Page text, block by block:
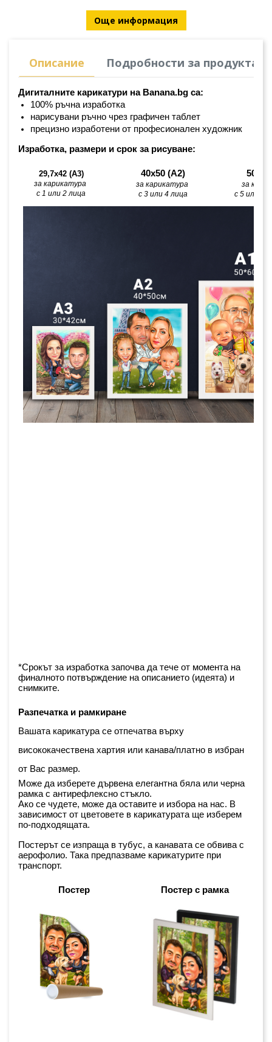
Още информация
Описание Подробности за продукта
Дигиталните карикатури на Banana.bg са:
100% ръчна изработка
нарисувани ръчно чрез графичен таблет
прецизно изработени от професионален художник
Изработка, размери и срок за рисуване:
29,7x42 (A3)
за карикатура
с 1 или 2 лица
40х50 (А2)
за карикатура
с 3 или 4 лица
за
с 5 или
*Срокът за изработка започва да тече от момента на
финалното потвърждение на описанието (идеята) и
снимките.
Разпечатка и рамкиране
Вашата карикатура се отпечатва върху
висококачествена хартия или канава/платно в избран
от Вас размер.
Може да изберете дървена елегантна бяла или черна
рамка с антирефлексно стъкло.
Ако се чудете, може да оставите и избора на нас. В
зависимост от цветовете в карикатурата ще изберем
по-подходящата.
Постерът се изпраща в тубус, а канавата се обвива с
аерофолио. Така предпазваме карикатурите при
транспорт.
Постер Постер с рамка